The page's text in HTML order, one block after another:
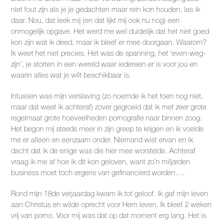
niet fout zijn als je je gedachten maar rein kon houden, las ik
daar. Nou, dat leek mij (en dat lijkt mij ook nu nog) een
onmogelijk opgave. Het werd me wel duidelijk dat het niet goed
kon zijn wat ik deed, maar ik bleef er mee doorgaan. Waarom?
Ik weet het niet precies. Het was de spanning, het ‘even-weg-
zijn’, je storten in een wereld waar iedereen er is voor jou en
waarin alles wat je wilt beschikbaar is.
Intussen was mijn verslaving (zo noemde ik het toen nog niet,
maar dat weet ik achteraf) zover gegroeid dat ik met zeer grote
regelmaat grote hoeveelheden pornografie naar binnen zoog.
Het begon mij steeds meer in zijn greep te krijgen en ik voelde
me er alleen en eenzaam onder. Niemand wist ervan en ik
dacht dat ik de enige was die hier mee worstelde. Achteraf
vraag ik me af hoe ik dit kon geloven, want zo’n miljarden
business moet toch ergens van gefinancierd worden….
Rond mijn 18de verjaardag kwam ik tot geloof. Ik gaf mijn leven
aan Christus en wilde oprecht voor Hem leven. Ik bleef 2 weken
vrij van porno. Voor mij was dat op dat moment erg lang. Het is